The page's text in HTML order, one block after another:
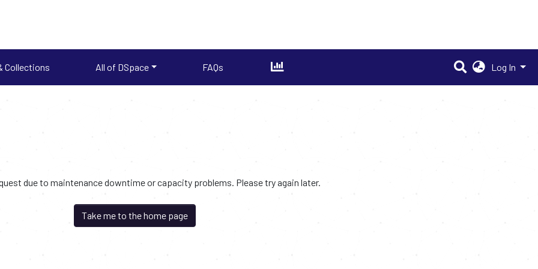
Collections All of DSpace FAQs Log In
due to maintenance downtime or capacity problems. Please try again later.
Take me to the home page